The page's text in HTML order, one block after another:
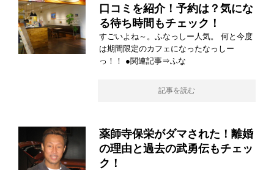
口コミを紹介！予約は？気にな
る待ち時間もチェック！
すごいよね～。ふなっしー人気。 何と今度
は期間限定のカフェになったなっしー
っ！！ ●関連記事⇒ふな
記事を読む
薬師寺保栄がダマされた！離婚
の理由と過去の武勇伝もチェッ
ク！